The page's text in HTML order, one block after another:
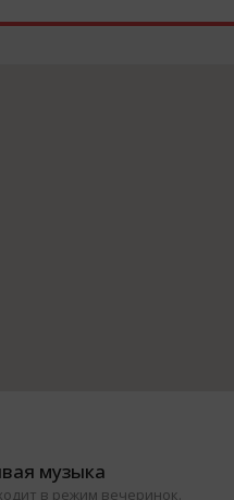
музыка
в режим вечеринок.